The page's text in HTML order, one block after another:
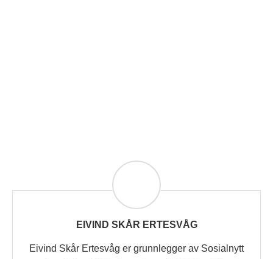
EIVIND SKÅR ERTESVÅG
Eivind Skår Ertesvåg er grunnlegger av Sosialnytt